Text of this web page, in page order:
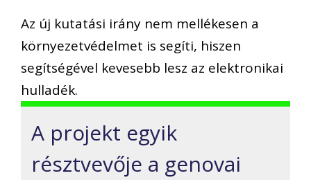
Az új kutatási irány nem mellékesen a
környezetvédelmet is segíti, hiszen
segítségével kevesebb lesz az elektronikai
hulladék.
A projekt egyik
résztvevője a genovai